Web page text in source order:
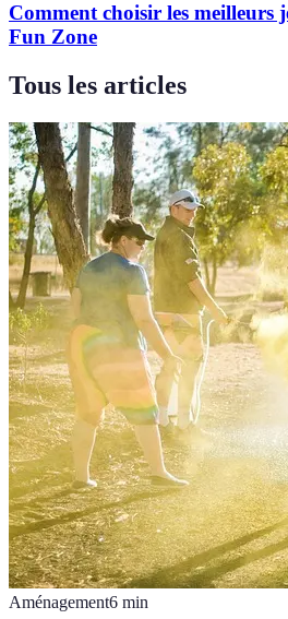
Comment choisir les meilleurs
Fun Zone
Tous les articles
Aménagement6 min